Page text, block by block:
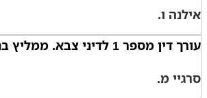
אילנה ו.
עורך דין מספר 1 לדיני צבא. ממליץ בחום!!!
סרגיי מ.